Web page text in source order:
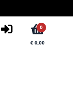
0
€ 0,00